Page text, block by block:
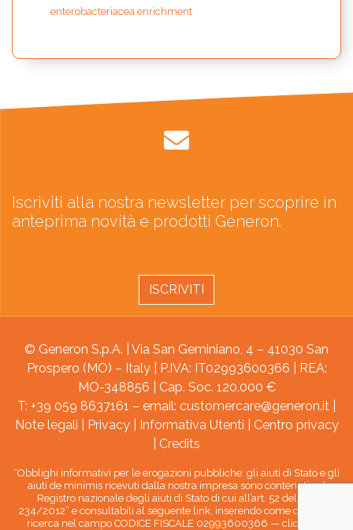
enterobacteriacea enrichment
Iscriviti alla nostra newsletter per scoprire in
anteprima novità e prodotti Generon.
ISCRIVITI
© Generon S.p.A. | Via San Geminiano, 4 – 41030 San
Prospero (MO) – Italy | P.IVA: IT02993600366 | REA:
MO-348856 | Cap. Soc. 120.000 €
T: +39 059 8637161 – email: customercare@generon.it
Note legali
Privacy| Informativa Utenti
Centro privacy
Credits
“Obblighi informativi per le erogazioni pubbliche: gli aiuti di Stato e gli
aiuti de minimis ricevuti dalla nostra impresa sono contenuti nel
Registro nazionale degli aiuti di Stato di cui all’art. 52 della L.
234/2012” e consultabili al seguente link, inserendo come chiave di
ricerca nel campo CODICE FISCALE 02993600366 — clicca qui